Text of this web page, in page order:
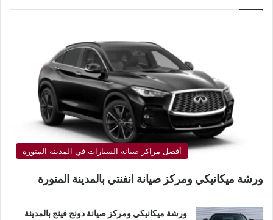
أفضل مراكز صيانة السيارات في المدينة المنورة
ورشة ميكانيكي ومركز صيانة انفنتي بالمدينة المنورة
ورشة ميكانيكي ومركز صيانة دونج فينج بالمدينة